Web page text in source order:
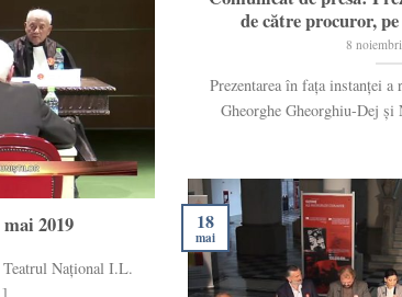
2019
Teatrul Național I.L.
de către procuror,
8
Prezentarea în fața instanței
Gheorghe Gheorghiu-Dej și
18
mai